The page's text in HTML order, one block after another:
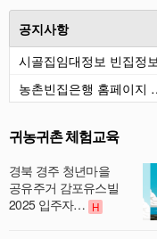
공지사항
시골집임대정보 빈집정
농촌빈집은행 홈페이지
귀농귀촌 체험교육
경북 경주 청년마을
공유주거 감포유스빌
2025 입주자… H